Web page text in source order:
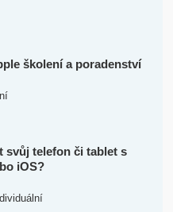
školení a poradenství
svůj telefon či tablet s
iOS?